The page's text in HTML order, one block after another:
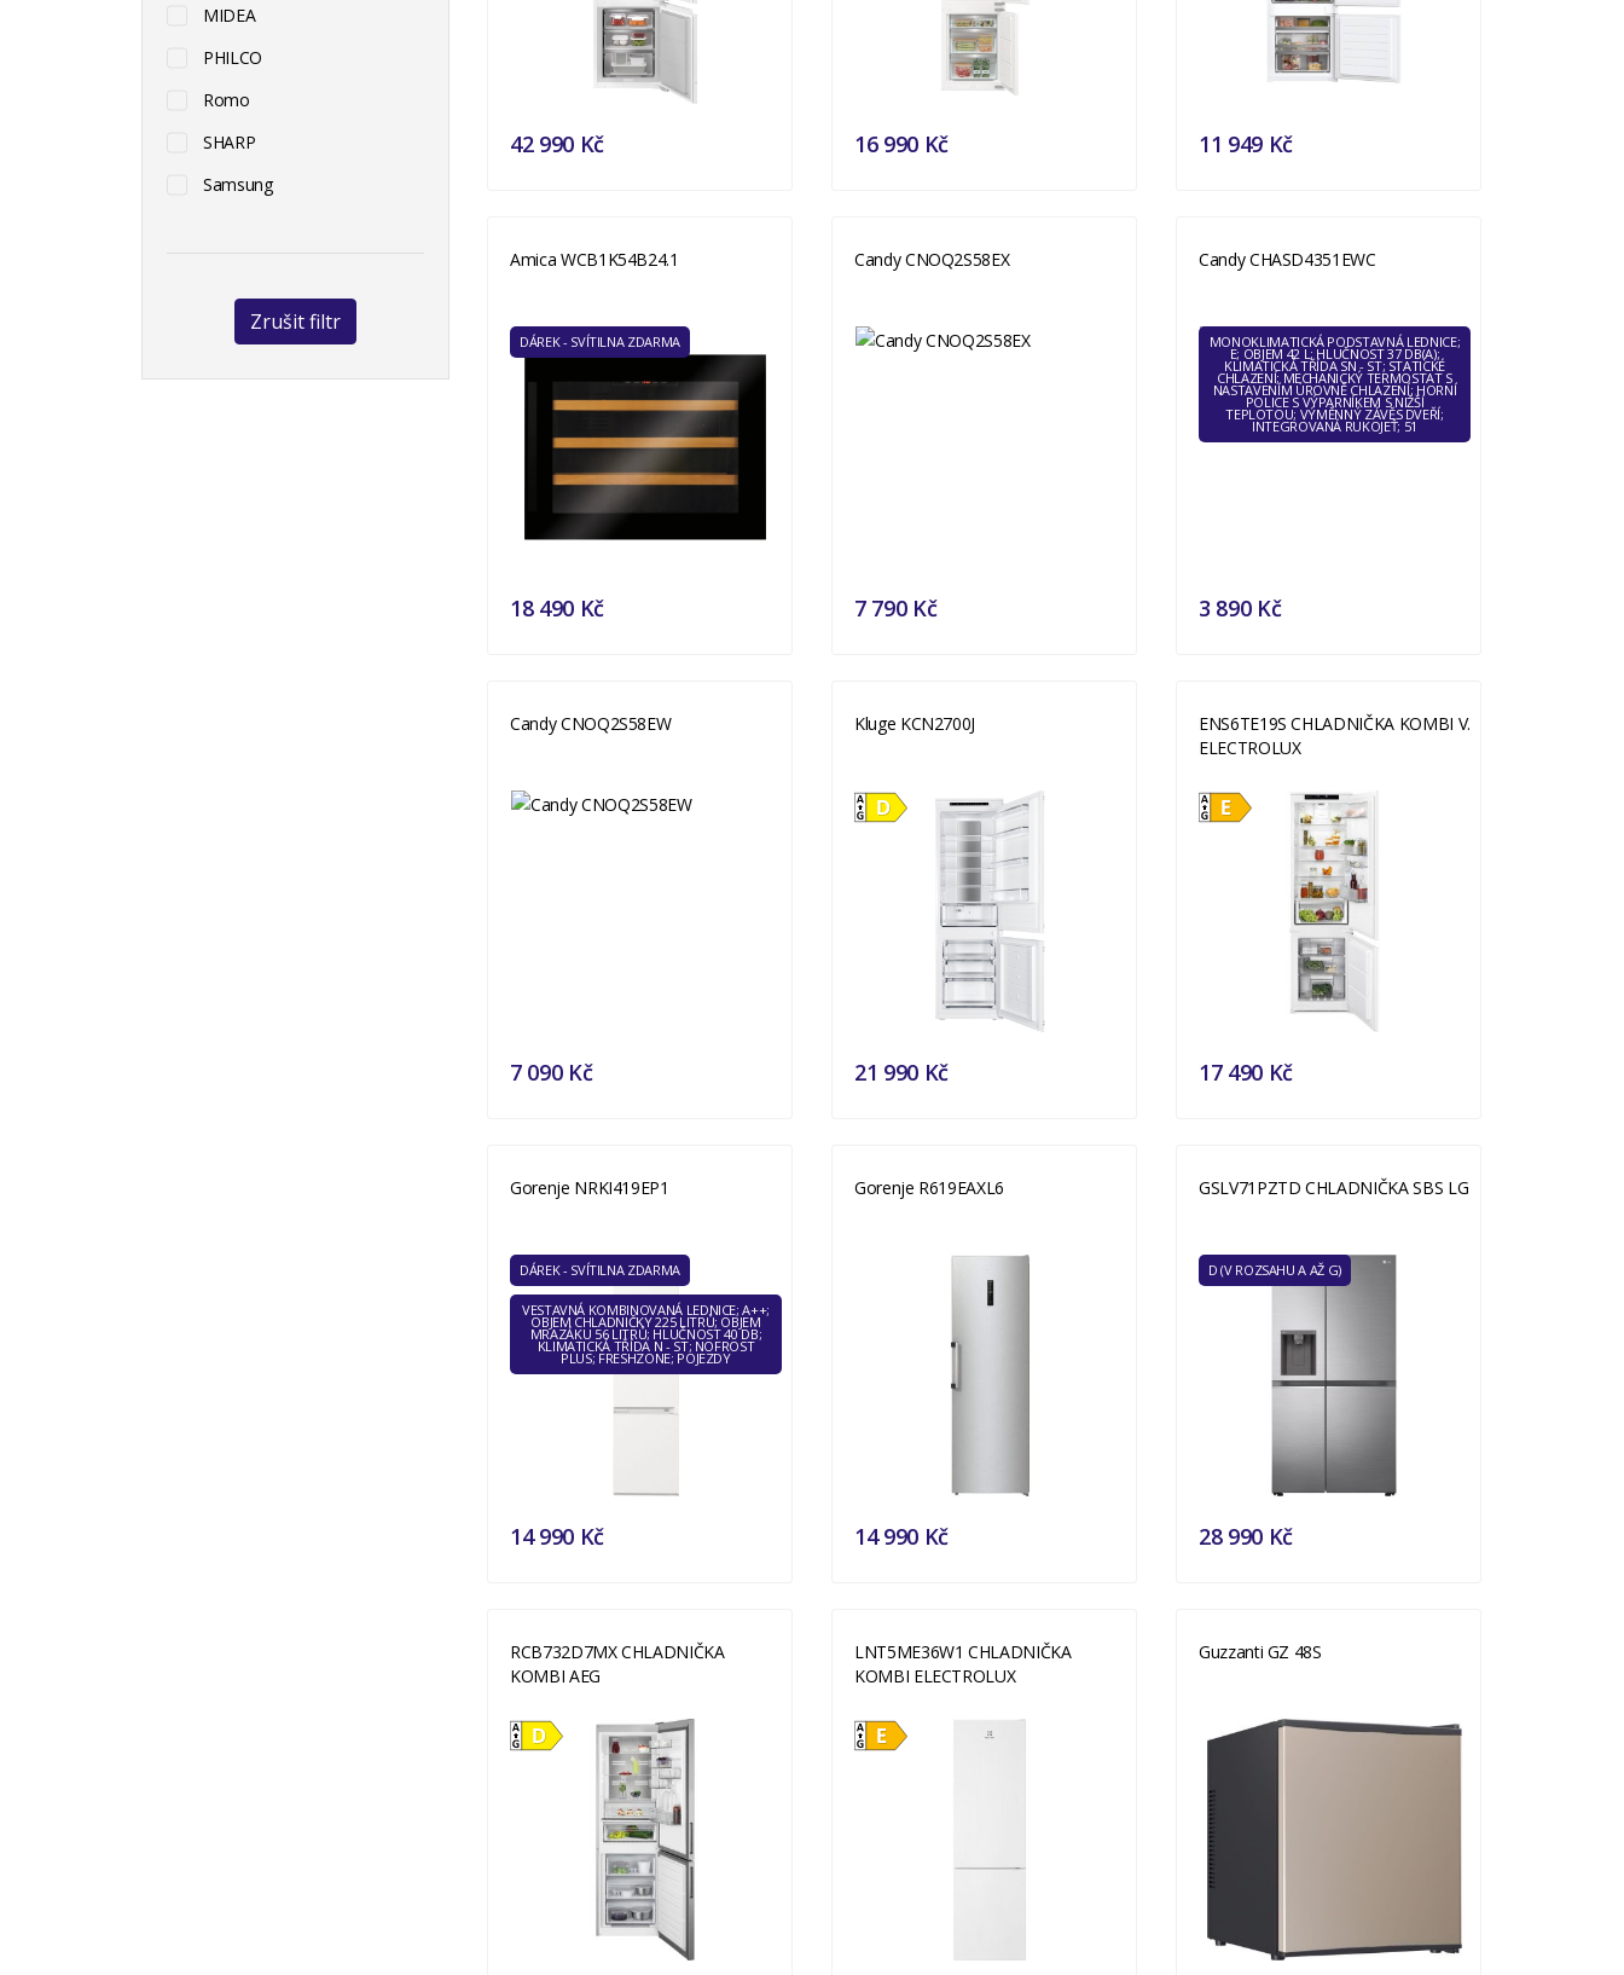
MIDEA
PHILCO
Romo
SHARP
Samsung
Zrušit filtr
42 990 Kč 16 990 Kč 11 949 Kč
Amica WCB1K54B24.1
DÁREK - SVÍTILNA ZDARMA
18 490 Kč
Candy CNOQ2S58EX
7 790 Kč
Candy CHASD4351EWC
MONOKLIMATICKÁ PODSTAVNÁ LEDNICE;
E; OBJEM 42 L; HLUČNOST 37 DB(A);
KLIMATICKÁ TŘÍDA SN - ST; STATICKÉ
CHLAZENÍ; MECHANICKÝ TERMOSTAT S
NASTAVENÍM ÚROVNĚ CHLAZENÍ; HORNÍ
POLICE S VÝPARNÍKEM S NIŽŠÍ
TEPLOTOU; VÝMĚNNÝ ZÁVĚS DVEŘÍ;
INTEGROVANÁ RUKOJEŤ; 51
3 890 Kč
Candy CNOQ2S58EW
7 090 Kč
Kluge KCN2700J
21 990 Kč
ENS6TE19S CHLADNIČKA KOMBI V.
ELECTROLUX
17 490 Kč
Gorenje NRKI419EP1
DÁREK - SVÍTILNA ZDARMA
VESTAVNÁ KOMBINOVANÁ LEDNICE; A++;
OBJEM CHLADNIČKY 225 LITRŮ; OBJEM
MRAZÁKU 56 LITRŮ; HLUČNOST 40 DB;
KLIMATICKÁ TŘÍDA N - ST; NOFROST
PLUS; FRESHZONE; POJEZDY
14 990 Kč
Gorenje R619EAXL6
14 990 Kč
GSLV71PZTD CHLADNIČKA SBS LG
D (V ROZSAHU A AŽ G)
28 990 Kč
RCB732D7MX CHLADNIČKA
KOMBI AEG
LNT5ME36W1 CHLADNIČKA
KOMBI ELECTROLUX
Guzzanti GZ 48S